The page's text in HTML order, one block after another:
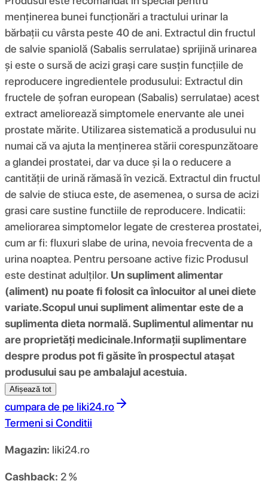
menținerea bunei funcționări a tractului urinar la
bărbații cu vârsta peste 40 de ani. Extractul din fructul
de salvie spaniolă (Sabalis serrulatae) sprijină urinarea
și este o sursă de acizi grași care susțin funcțiile de
reproducere ingredientele produsului: Extractul din
fructele de șofran european (Sabalis) serrulatae) acest
extract ameliorează simptomele enervante ale unei
prostate mărite. Utilizarea sistematică a produsului nu
numai că va ajuta la menținerea stării corespunzătoare
a glandei prostatei, dar va duce și la o reducere a
cantității de urină rămasă în vezică. Extractul din fructul
de salvie de stiuca este, de asemenea, o sursa de acizi
grasi care sustine functiile de reproducere. Indicatii:
ameliorarea simptomelor legate de cresterea prostatei,
cum ar fi: fluxuri slabe de urina, nevoia frecventa de a
urina noaptea. Pentru persoane active fizic Produsul
este destinat adulților. Un supliment alimentar
(aliment) nu poate fi folosit ca înlocuitor al unei diete
variate.Scopul unui supliment alimentar este de a
suplimenta dieta normală. Suplimentul alimentar nu
are proprietăți medicinale.Informații suplimentare
despre produs pot fi găsite în prospectul atașat
produsului sau pe ambalajul acestuia.
Afișează tot
cumpara de pe liki24.ro
Termeni si Conditii
Magazin: liki24.ro
Cashback: 2 %